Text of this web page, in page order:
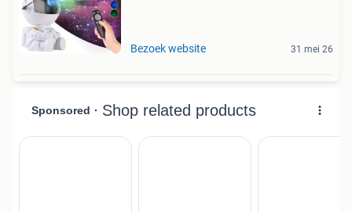
Bezoek website 31 mei 26